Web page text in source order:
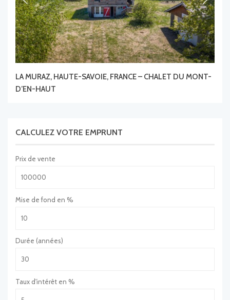
LA MURAZ, HAUTE-SAVOIE, FRANCE – CHALET DU MONT-
D’EN-HAUT
CALCULEZ VOTRE EMPRUNT
Prix de vente
Mise de fond en %
Durée (années)
Taux d'intérêt en %